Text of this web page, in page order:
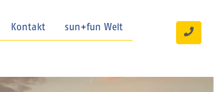
Kontakt sun+fun Welt